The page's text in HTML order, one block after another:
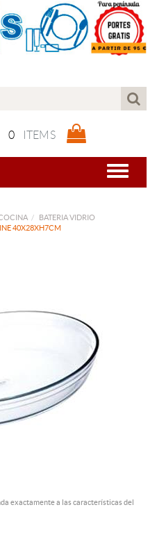
0 ITEMS
BATERIA VIDRIO
40X28XH7CM
exactamente a las características del